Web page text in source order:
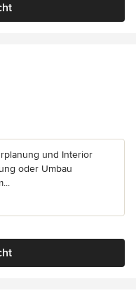
5 Sternen
und Interior
oder Umbau